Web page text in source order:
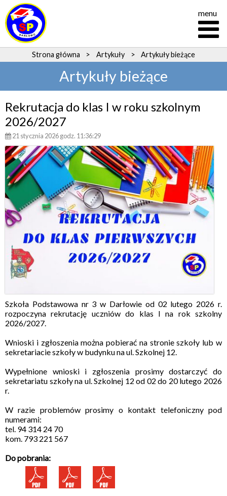
menu
Strona główna > Artykuły > Artykuły bieżące
Artykuły bieżące
Rekrutacja do klas I w roku szkolnym
2026/2027
21 stycznia 2026 godz. 11:36:29
Szkoła Podstawowa nr 3 w Darłowie od 02 lutego 2026 r.
rozpoczyna rekrutację uczniów do klas I na rok szkolny
2026/2027.
Wnioski i zgłoszenia można pobierać na stronie szkoły lub w
sekretariacie szkoły w budynku na ul. Szkolnej 12.
Wypełnione wnioski i zgłoszenia prosimy dostarczyć do
sekretariatu szkoły na ul. Szkolnej 12 od 02 do 20 lutego 2026
r.
W razie problemów prosimy o kontakt telefoniczny pod
numerami:
tel. 94 314 24 70
kom. 793 221 567
Do pobrania: